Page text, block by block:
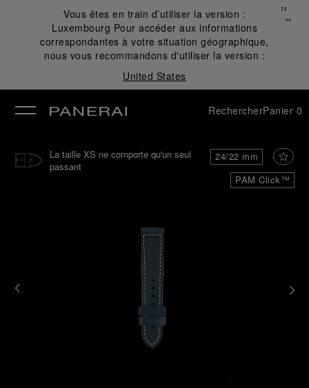
Vous êtes en train d’utiliser la version :
Luxembourg Pour accéder aux informations
correspondantes à votre situation géographique,
nous vous recommandons d'utiliser la version :
United States
Fermer
✕
RechercherPanier 0
PAM Click™
24/22 mm
La taille XS ne comporte qu'un seul
passant